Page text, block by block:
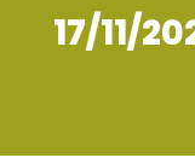
17/11/